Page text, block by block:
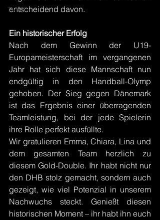
TVHB
entscheidend davon.
Ein historischer Erfolg
Nach dem Gewinn der U19-
Europameisterschaft im vergangenen
Jahr hat sich diese Mannschaft nun
endgültig in den Handball-Olymp
gehoben. Der Sieg gegen Dänemark
ist das Ergebnis einer überragenden
Teamleistung, bei der jede Spielerin
ihre Rolle perfekt ausfüllte.
Wir gratulieren Emma, Chiara, Lina und
dem gesamten Team herzlich zu
diesem Gold-Double. Ihr habt nicht nur
den DHB stolz gemacht, sondern auch
gezeigt, wie viel Potenzial in unserem
Nachwuchs steckt. Genießt diesen
historischen Moment – ihr habt ihn euch